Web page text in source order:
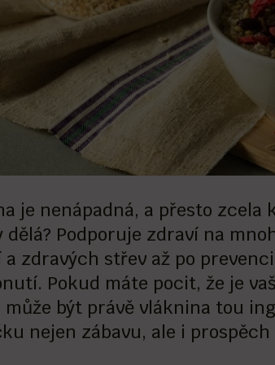
je nenápadná, a přesto zcela
dělá? Podporuje zdraví na
zdravých střev až po
Pokud máte pocit, že je
může být právě vláknina tou
nejen zábavu, ale i prospěch